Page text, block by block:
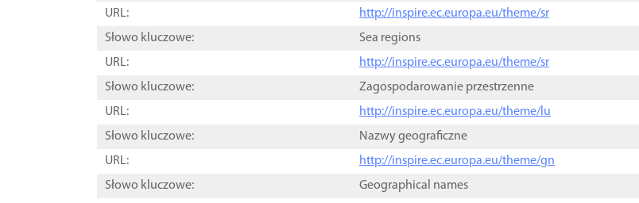
URL:
http://inspire.ec.europa.eu/theme/sr
Słowo kluczowe:
Sea regions
URL:
http://inspire.ec.europa.eu/theme/sr
Słowo kluczowe:
Zagospodarowanie przestrzenne
URL:
http://inspire.ec.europa.eu/theme/lu
Słowo kluczowe:
Nazwy geograficzne
URL:
http://inspire.ec.europa.eu/theme/gn
Słowo kluczowe:
Geographical names